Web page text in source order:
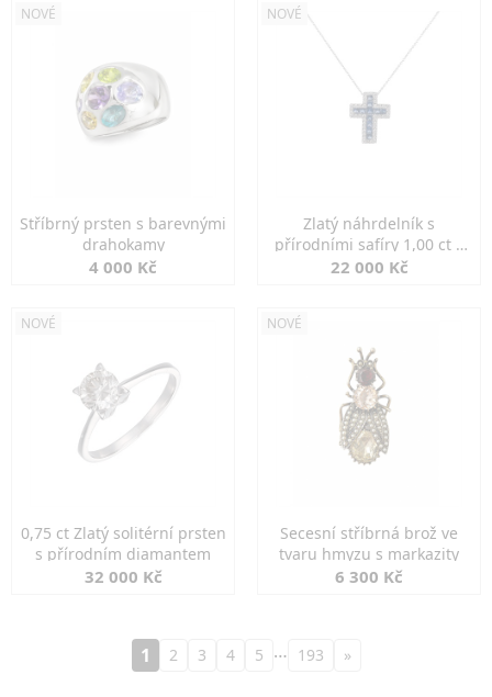
NOVÉ
Stříbrný prsten s barevnými
drahokamy
4 000 Kč
NOVÉ
Zlatý náhrdelník s
přírodními safíry 1,00 ct a
diamanty
22 000 Kč
NOVÉ
0,75 ct Zlatý solitérní prsten
s přírodním diamantem
32 000 Kč
NOVÉ
Secesní stříbrná brož ve
tvaru hmyzu s markazity
6 300 Kč
1 2 3 4 5 … 193 »